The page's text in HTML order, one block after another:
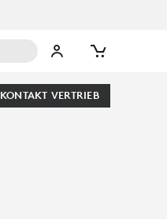
KONTAKT VERTRIEB